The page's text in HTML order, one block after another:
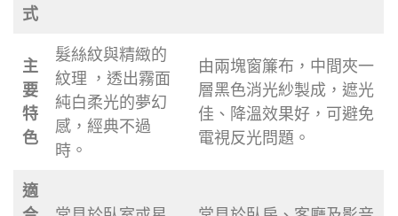
式
主
要
特
色
髮絲紋與精緻的
紋理 ，透出霧面
純白柔光的夢幻
感，經典不過
時。
由兩塊窗簾布，中間夾一
層黑色消光紗製成，遮光
佳、降溫效果好，可避免
電視反光問題。
適